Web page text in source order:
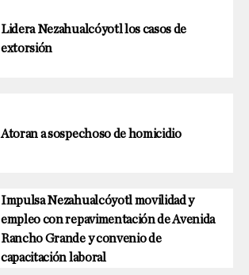
Lidera Nezahualcóyotl los casos de
extorsión
Atoran a sospechoso de homicidio
Impulsa Nezahualcóyotl movilidad y
empleo con repavimentación de Avenida
Rancho Grande y convenio de
capacitación laboral